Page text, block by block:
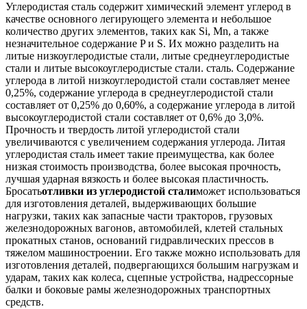
Углеродистая сталь содержит химический элемент углерод в
качестве основного легирующего элемента и небольшое
количество других элементов, таких как Si, Mn, а также
незначительное содержание P и S. Их можно разделить на
литые низкоуглеродистые стали, литые среднеуглеродистые
стали и литые высокоуглеродистые стали. сталь. Содержание
углерода в литой низкоуглеродистой стали составляет менее
0,25%, содержание углерода в среднеуглеродистой стали
составляет от 0,25% до 0,60%, а содержание углерода в литой
высокоуглеродистой стали составляет от 0,6% до 3,0%.
Прочность и твердость литой углеродистой стали
увеличиваются с увеличением содержания углерода. Литая
углеродистая сталь имеет такие преимущества, как более
низкая стоимость производства, более высокая прочность,
лучшая ударная вязкость и более высокая пластичность.
Бросатьотливки из углеродистой сталиможет использоваться
для изготовления деталей, выдерживающих большие
нагрузки, таких как запасные части тракторов, грузовых
железнодорожных вагонов, автомобилей, клетей стальных
прокатных станов, оснований гидравлических прессов в
тяжелом машиностроении. Его также можно использовать для
изготовления деталей, подвергающихся большим нагрузкам и
ударам, таких как колеса, сцепные устройства, надрессорные
балки и боковые рамы железнодорожных транспортных
средств.